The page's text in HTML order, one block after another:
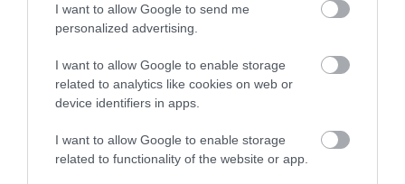
I want to allow Google to send me
personalized advertising.
I want to allow Google to enable storage
related to analytics like cookies on web or
device identifiers in apps.
I want to allow Google to enable storage
related to functionality of the website or app.
AMIKÉRT ÉRDEMES MEGNÉZNI
2026. augusztus 08
TÖBB MINT EGY HÓNAP IS LEHET, MIRE
TELJESEN ÚJRAINDUL A P...
2026. augusztus 07| Mindenki ügye